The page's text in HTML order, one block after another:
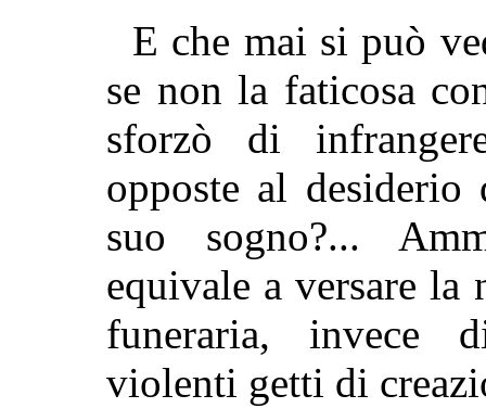
E che mai si può
se non la faticosa
sforzò di
opposte al
suo sogno?...
equivale a versare la
funeraria, invece
violenti getti di